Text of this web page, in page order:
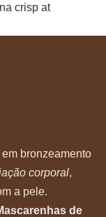
crisp at
bronzeamento
corporal,
a pele.
de